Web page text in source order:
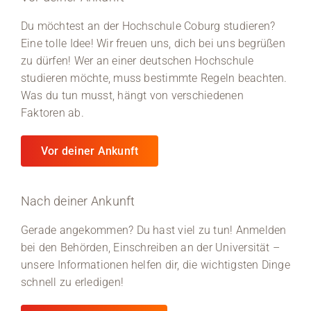
Du möchtest an der Hochschule Coburg studieren?
Eine tolle Idee! Wir freuen uns, dich bei uns begrüßen
zu dürfen! Wer an einer deutschen Hochschule
studieren möchte, muss bestimmte Regeln beachten.
Was du tun musst, hängt von verschiedenen
Faktoren ab.
Vor deiner Ankunft
Nach deiner Ankunft
Gerade angekommen? Du hast viel zu tun! Anmelden
bei den Behörden, Einschreiben an der Universität –
unsere Informationen helfen dir, die wichtigsten Dinge
schnell zu erledigen!